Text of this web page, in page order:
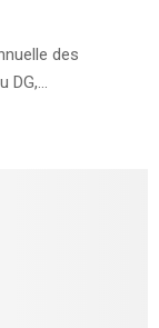
des
DG,...